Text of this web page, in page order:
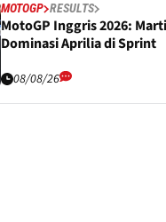
MOTOGP RESULTS
MotoGP Inggris 2026:
Dominasi Aprilia di Sprint
08/08/26